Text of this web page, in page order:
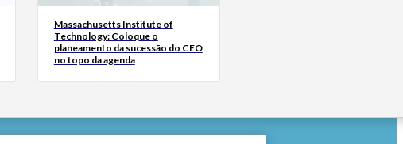
Massachusetts Institute of
Technology: Coloque o
planeamento da sucessão do CEO
no topo da agenda